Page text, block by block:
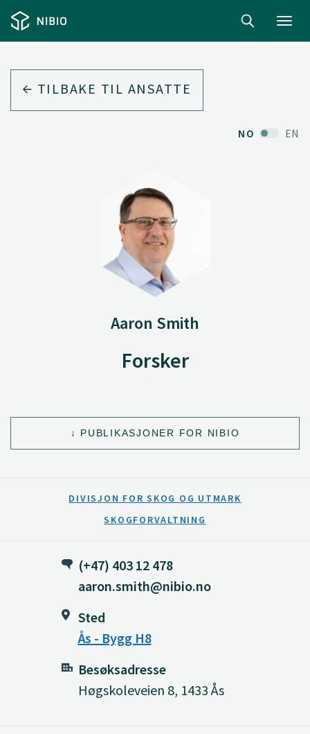
TILBAKE TIL ANSATTE
NO EN
Aaron Smith
Forsker
PUBLIKASJONER FOR NIBIO
DIVISJON FOR SKOG OG UTMARK
SKOGFORVALTNING
(+47) 403 12 478
aaron.smith@nibio.no
Sted
Ås - Bygg H8
Besøksadresse
Høgskoleveien 8, 1433 Ås